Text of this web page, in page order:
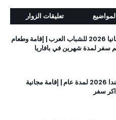
تعليقات الزوار
تطوع ممول في ألمانيا 2026 للشباب العرب | إقامة وطعام
لمدة شهرين في بافاريا
تطوع ممول في بولندا 2026 لمدة عام | إقامة مجانية
سفر